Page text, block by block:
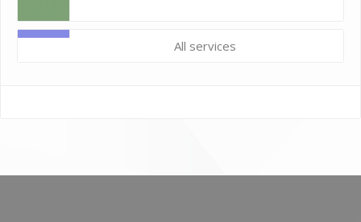
All services